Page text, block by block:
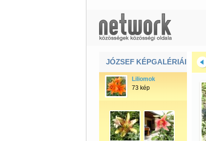
JÓZSEF KÉPGALÉRIÁI
Liliomok
73 kép